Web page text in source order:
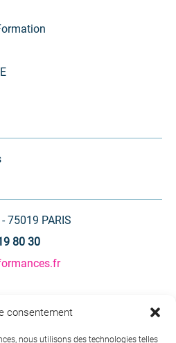
consentement
nous utilisons des technologies telles
75019 PARIS
80 30